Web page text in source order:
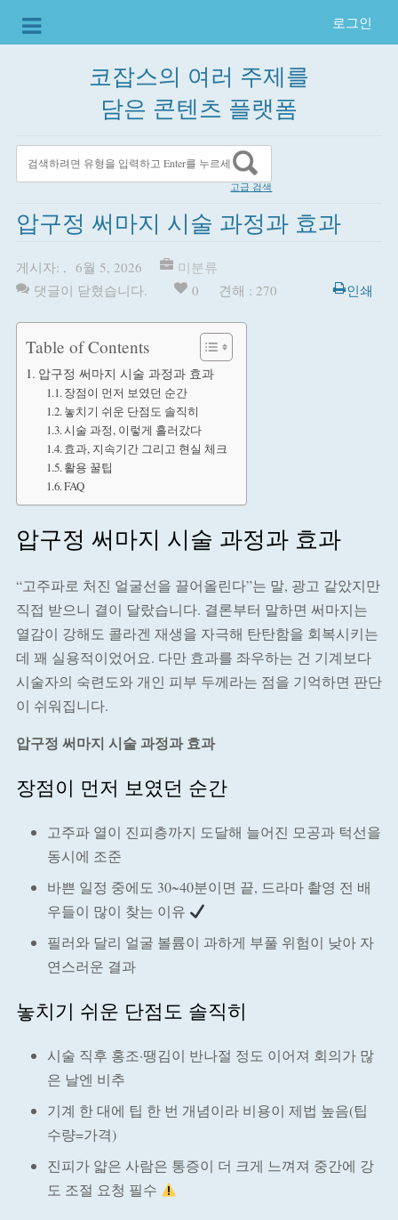
로그인
코잡스의 여러 주제를
담은 콘텐츠 플랫폼
고급 검색
압구정 써마지 시술 과정과 효과
게시자: , 6월 5, 2026
미분류
댓글이 닫혔습니다.
0 견해 : 270 인쇄
Table of Contents
압구정 써마지 시술 과정과 효과
장점이 먼저 보였던 순간
놓치기 쉬운 단점도 솔직히
시술 과정, 이렇게 흘러갔다
효과, 지속기간 그리고 현실 체크
활용 꿀팁
FAQ
압구정 써마지 시술 과정과 효과
“고주파로 처진 얼굴선을 끌어올린다”는 말, 광고 같았지만
직접 받으니 결이 달랐습니다. 결론부터 말하면 써마지는
열감이 강해도 콜라겐 재생을 자극해 탄탄함을 회복시키는
데 꽤 실용적이었어요. 다만 효과를 좌우하는 건 기계보다
시술자의 숙련도와 개인 피부 두께라는 점을 기억하면 판단
이 쉬워집니다.
압구정 써마지 시술 과정과 효과
장점이 먼저 보였던 순간
고주파 열이 진피층까지 도달해 늘어진 모공과 턱선을
동시에 조준
바쁜 일정 중에도 30~40분이면 끝, 드라마 촬영 전 배
우들이 많이 찾는 이유
필러와 달리 얼굴 볼륨이 과하게 부풀 위험이 낮아 자
연스러운 결과
놓치기 쉬운 단점도 솔직히
시술 직후 홍조·땡김이 반나절 정도 이어져 회의가 많
은 날엔 비추
기계 한 대에 팁 한 번 개념이라 비용이 제법 높음(팁
수량=가격)
진피가 얇은 사람은 통증이 더 크게 느껴져 중간에 강
도 조절 요청 필수